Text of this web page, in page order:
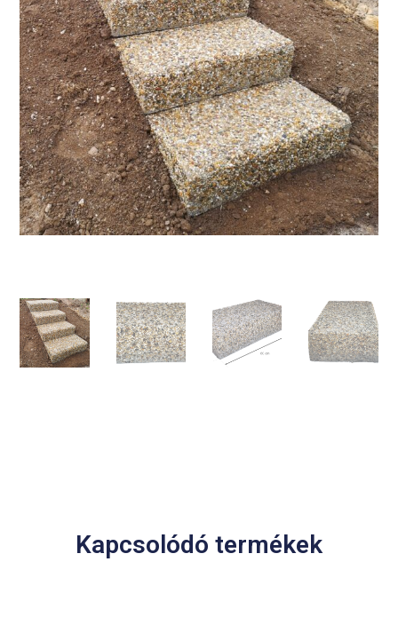
Kapcsolódó termékek